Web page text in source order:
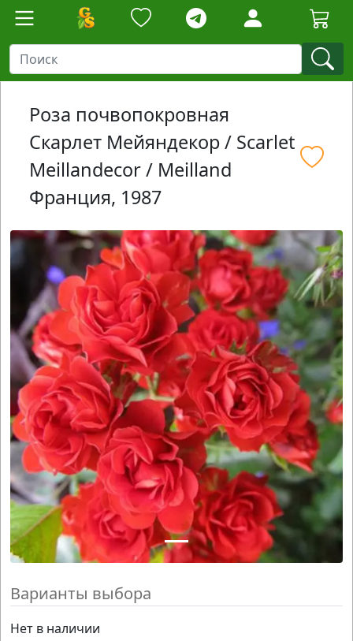
Роза почвопокровная
Скарлет Мейяндекор / Scarlet
Meillandecor / Meilland
Франция, 1987
Варианты выбора
Нет в наличии